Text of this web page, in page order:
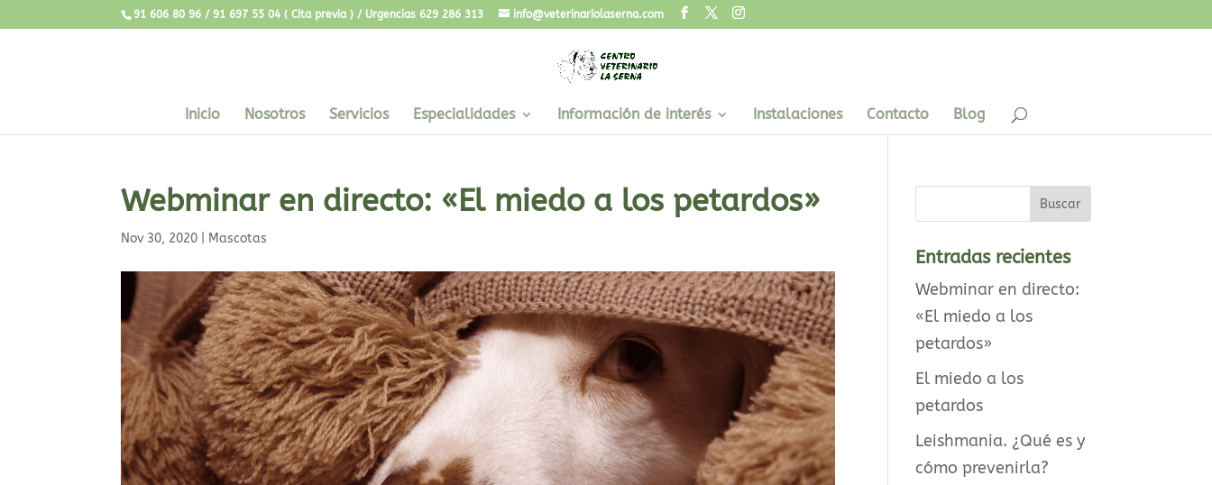
91 606 80 96 / 91 697 55 04 ( Cita previa ) / Urgencias 629 286 313 info@veterinariolaserna.com
Inicio Nosotros Servicios Especialidades Información de interés Instalaciones Contacto Blog
Webminar en directo: «El miedo a los petardos»
Nov 30, 2020 Mascotas
Entradas recientes
Webminar en directo:
«El miedo a los
petardos»
El miedo a los
petardos
Leishmania. ¿Qué es y
cómo prevenirla?